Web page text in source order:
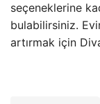
seçeneklerine
bulabilirsiniz.
artırmak için